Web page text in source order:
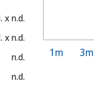
x n.d.
x n.d.
n.d.
n.d.
1m 3m